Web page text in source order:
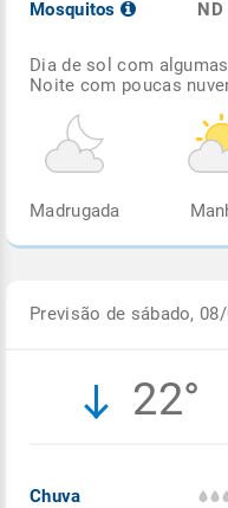
Mosquitos
ND
Dia de sol com
Noite com poucas
Madrugada
Previsão de sábado,
22°
Chuva